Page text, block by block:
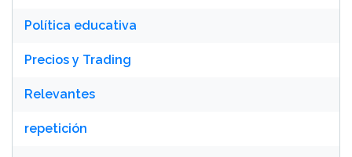
Política educativa
Precios y Trading
Relevantes
repetición